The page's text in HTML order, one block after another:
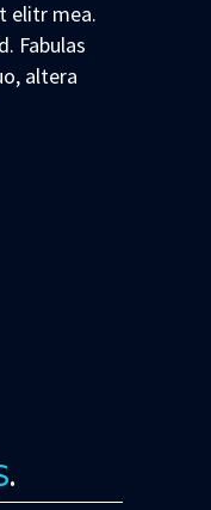
elitr mea.
Fabulas
altera